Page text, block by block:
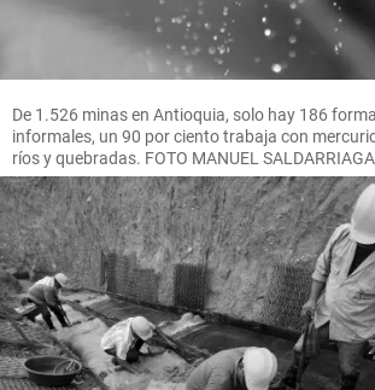
De 1.526 minas en Antioquia, solo hay 186
informales, un 90 por ciento trabaja con
ríos y quebradas. FOTO MANUEL SALDARRIAGA